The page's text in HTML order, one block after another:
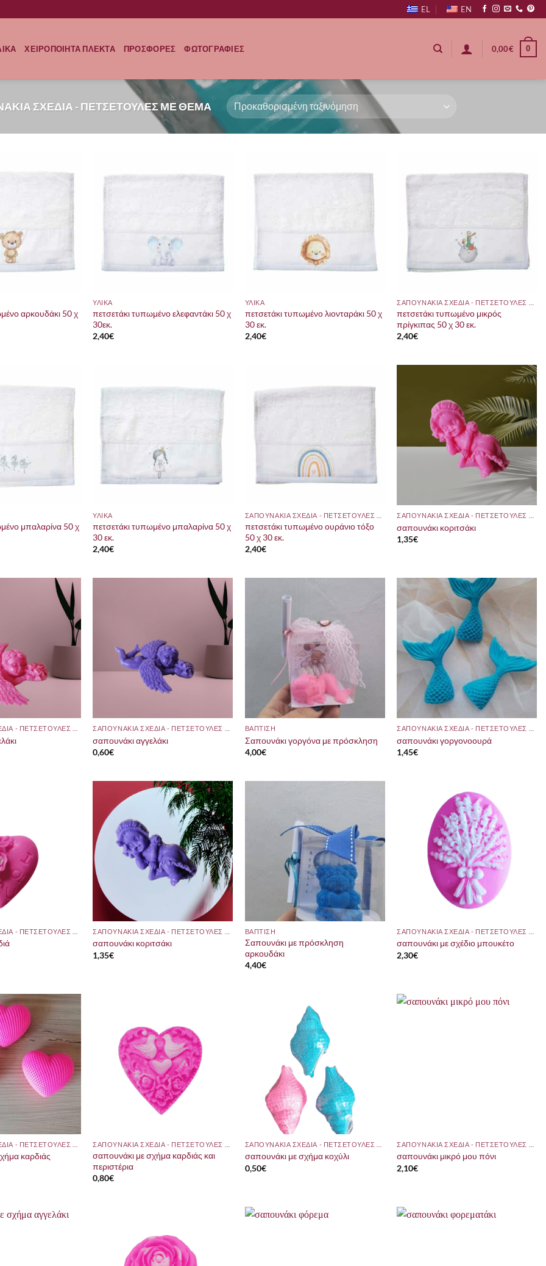
EL EN
ΧΕΙΡΟΠΟΙΗΤΑ ΠΛΕΚΤΑ ΠΡΟΣΦΟΡΕΣ ΦΩΤΟΓΡΑΦΙΕΣ 0,00€ 0
ΣΧΕΔΙΑ - ΠΕΤΣΕΤΟΥΛΕΣ ΜΕ ΘΕΜΑ
αρκουδάκι 50 χ
ΥΛΙΚΑ
πετσετάκι τυπωμένο ελεφαντάκι 50 χ
30εκ.
2,40€
ΥΛΙΚΑ
πετσετάκι τυπωμένο λιονταράκι 50 χ
30 εκ.
2,40€
πετσετάκι τυπωμένο μικρός
πρίγκιπας 50 χ 30 εκ.
2,40€
μπαλαρίνα 50 χ
ΥΛΙΚΑ
πετσετάκι τυπωμένο μπαλαρίνα 50 χ
30 εκ.
2,40€
πετσετάκι τυπωμένο ουράνιο τόξο
50 χ 30 εκ.
2,40€
σαπουνάκι κοριτσάκι
1,35€
σαπουνάκι αγγελάκι
0,60€
ΒΑΠΤΙΣΗ
Σαπουνάκι γοργόνα με πρόσκληση
4,00€
σαπουνάκι γοργονοουρά
1,45€
σαπουνάκι κοριτσάκι
1,35€
ΒΑΠΤΙΣΗ
Σαπουνάκι με πρόσκληση
αρκουδάκι
4,40€
σαπουνάκι με σχέδιο μπουκέτο
2,30€
καρδιάς
σαπουνάκι με σχήμα καρδιάς και
περιστέρια
0,80€
σαπουνάκι με σχήμα κοχύλι
0,50€
σαπουνάκι μικρό μου πόνι
2,10€